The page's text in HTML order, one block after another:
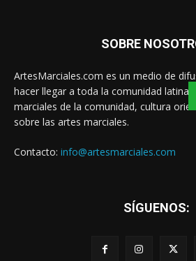
SOBRE
ArtesMarciales.com es un medio de
hacer llegar a toda la comunidad latina
marciales de la comunidad, cultura
sobre las artes marciales.
Contacto: info@artesmarciales.com
SÍGUENOS: